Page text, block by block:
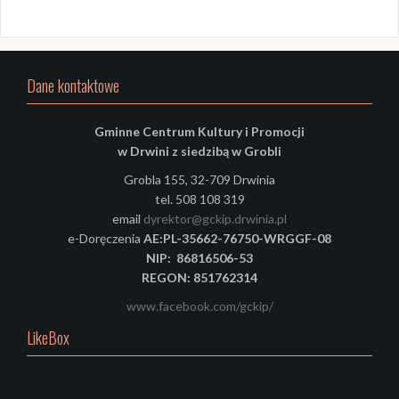
Dane kontaktowe
Gminne Centrum Kultury i Promocji
w Drwini z siedzibą w Grobli
Grobla 155, 32-709 Drwinia
tel. 508 108 319
email dyrektor@gckip.drwinia.pl
e-Doręczenia AE:PL-35662-76750-WRGGF-08
NIP: 86816506-53
REGON: 851762314
www.facebook.com/gckip/
LikeBox